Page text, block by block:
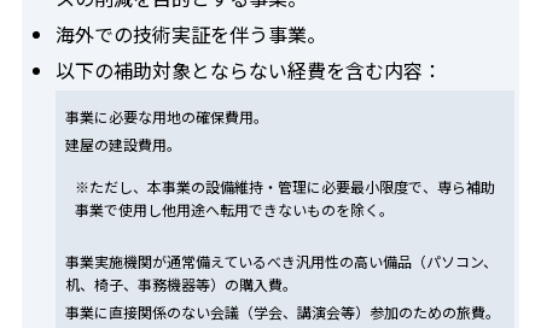
海外での技術実証を伴う事業。
以下の補助対象とならない経費を含む内容：
事業に必要な用地の確保費用。
建屋の建設費用。
※ただし、本事業の設備維持・管理に必要最小限度で、専ら補助
事業で使用し他用途へ転用できないものを除く。
事業実施機関が通常備えているべき汎用性の高い備品（パソコン、
机、椅子、事務機器等）の購入費。
事業に直接関係のない会議（学会、講演会等）参加のための旅費。